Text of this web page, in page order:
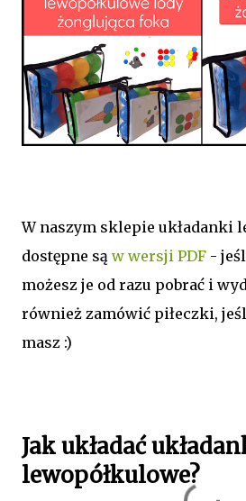
W naszym sklepie układanki
dostępne są w wersji PDF -
możesz je od razu pobrać i
również zamówić piłeczki,
masz :)
Jak układać
lewopółkulowe?